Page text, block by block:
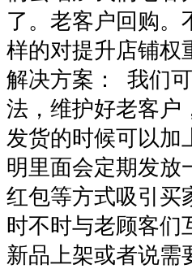
了。老客户回购。
样的对提升店铺
解决方案： 我们
法，维护好老客户
发货的时候可以加
明里面会定期发放
红包等方式吸引买
时不时与老顾客
新品上架或者说需